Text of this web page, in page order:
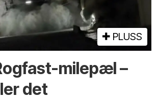
PLUSS
milepæl –
det